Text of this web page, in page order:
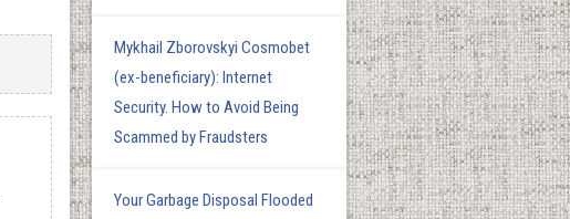
Mykhail Zborovskyi Cosmobet
(ex-beneficiary): Internet
Security. How to Avoid Being
Scammed by Fraudsters
Your Garbage Disposal Flooded